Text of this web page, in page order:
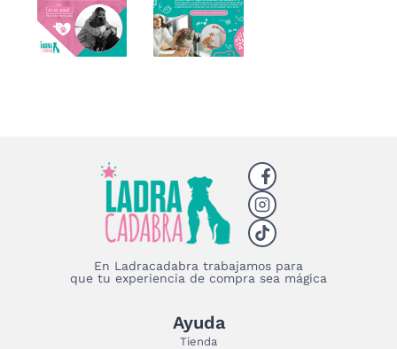
En Ladracadabra trabajamos para
que tu experiencia de compra sea mágica
Ayuda
Tienda